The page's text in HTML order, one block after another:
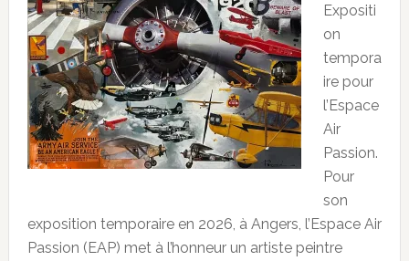
Expositi
on
tempora
ire pour
l’Espace
Air
Passion.
Pour
son
exposition temporaire en 2026, à Angers, l’Espace Air
Passion (EAP) met à l’honneur un artiste peintre